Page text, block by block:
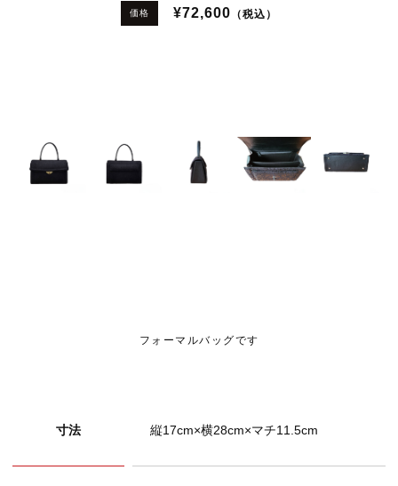
価格 ¥72,600 （税込）
フォーマルバッグです
寸法 縦17cm×横28cm×マチ11.5cm